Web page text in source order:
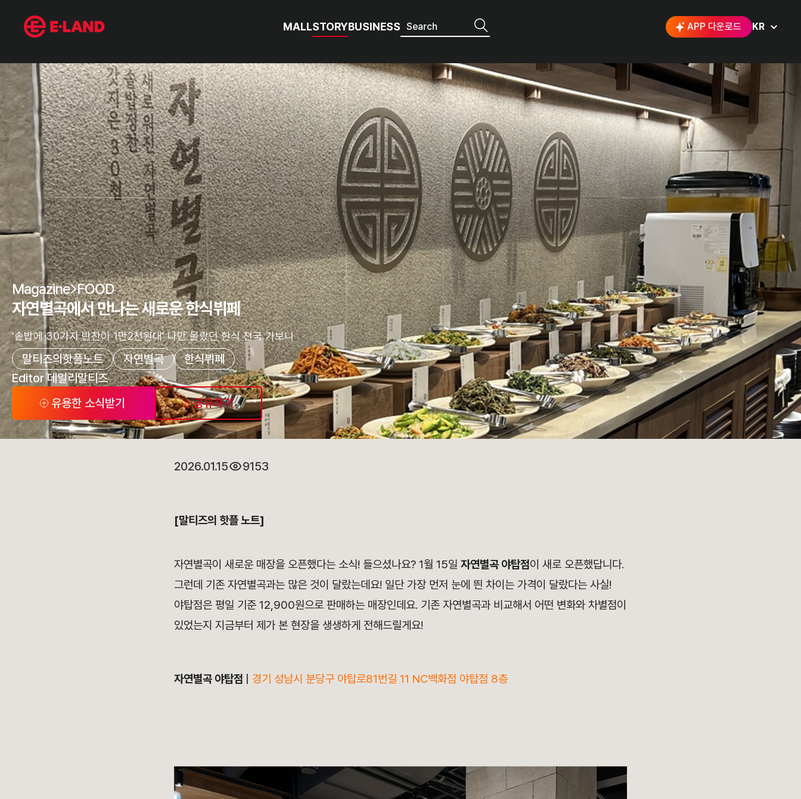
MALLSTORYBUSINESS APP 다운로드 KR
매거진 상세보기
Magazine FOOD
자연별곡에서 만나는 새로운 한식뷔페
'솥밥에 30가지 반찬이 1만2천원대' 나만 몰랐던 한식 천국 가보니
말티즈의핫플노트 자연별곡
한식뷔페
Editor 데일리말티즈
유용한 소식받기
공유하기
2026.01.15 9153
[말티즈의 핫플 노트]
자연별곡이 새로운 매장을 오픈했다는 소식! 들으셨나요? 1월 15일 자연별곡 야탑점이 새로 오픈했답니다.
그런데 기존 자연별곡과는 많은 것이 달랐는데요! 일단 가장 먼저 눈에 띈 차이는 가격이 달랐다는 사실!
야탑점은 평일 기준 12,900원으로 판매하는 매장인데요. 기존 자연별곡과 비교해서 어떤 변화와 차별점이
있었는지 지금부터 제가 본 현장을 생생하게 전해드릴게요!
자연별곡 야탑점 경기 성남시 분당구 야탑로81번길 11 NC백화점 야탑점 8층